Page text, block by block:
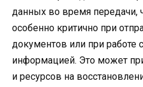
данных во время передачи,
особенно критично при
документов или при работе
информацией. Это может
и ресурсов на